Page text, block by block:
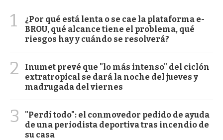
1
¿Por qué está lenta o se cae la plataforma e-
BROU, qué alcance tiene el problema, qué
riesgos hay y cuándo se resolverá?
2
Inumet prevé que "lo más intenso" del ciclón
extratropical se dará la noche del jueves y
madrugada del viernes
3
"Perdí todo": el conmovedor pedido de ayuda
de una periodista deportiva tras incendio de
su casa